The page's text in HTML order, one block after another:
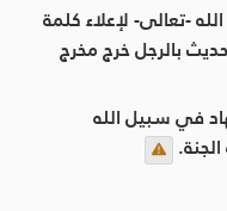
-تعالى- لإعلاء كلمة
بالرجل خرج مخرج
في سبيل الله